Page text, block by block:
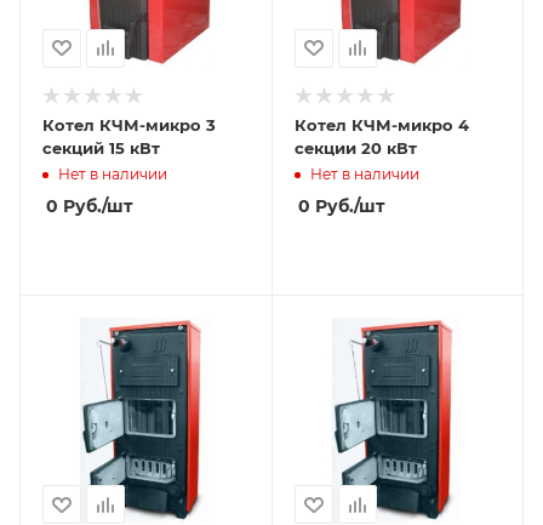
Котел КЧМ-микро 3
секций 15 кВт
Нет в наличии
0 Руб./шт
Котел КЧМ-микро 4
секции 20 кВт
Нет в наличии
0 Руб./шт